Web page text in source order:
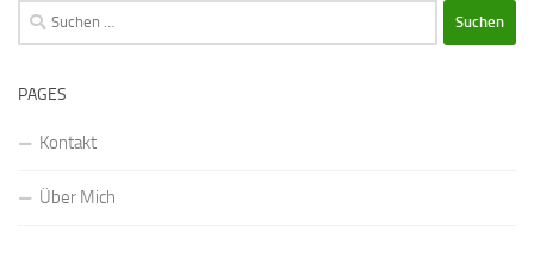
Suchen
nach:
PAGES
Kontakt
Über Mich